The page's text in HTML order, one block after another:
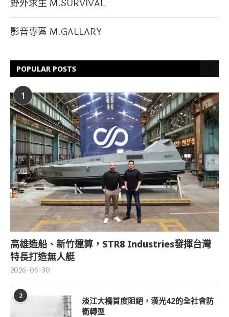
野外求生 M.SURVIVAL
影音專區 M.GALLARY
POPULAR POSTS
1
高雄造船、新竹運算，STR8 Industries發揮台灣
特長打造無人艇
2026-06-30
2
淡江大橋首度阻絕，漢光42的全社會防
衛轉型